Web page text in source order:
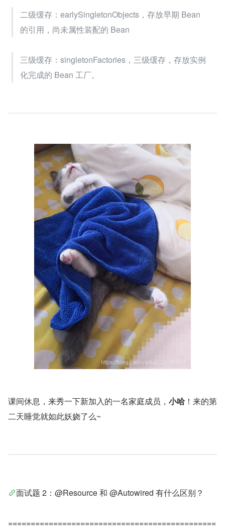
二级缓存：earlySingletonObjects，存放早期 Bean
的引用，尚未属性装配的 Bean
三级缓存：singletonFactories，三级缓存，存放实例
化完成的 Bean 工厂。
课间休息，来秀一下新加入的一名家庭成员， 小哈 ！来的第
二天睡觉就如此妖娆了么~
面试题 2：@Resource 和 @Autowired 有什么区别？
==============================================